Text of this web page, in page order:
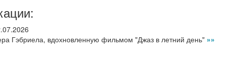
Гэбриела, вдохновленную фильмом "Джаз в летний день" »»